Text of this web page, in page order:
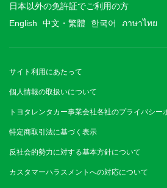
日本以外の免許証でご利用の方
English
中文・繁體 한국어 ภาษาไทย
サイト利用にあたって
個人情報の取扱いについて
トヨタレンタカー事業会社各社のプライバシー
特定商取引法に基づく表示
反社会的勢力に対する基本方針について
カスタマーハラスメントへの対応について